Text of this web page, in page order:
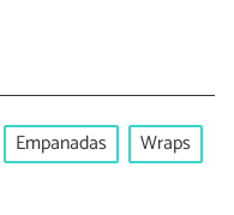
Empanadas
Wraps